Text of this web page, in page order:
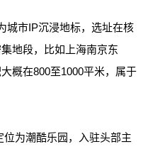
城市IP沉浸地标，选址在核
地段，比如上海南京东
概在800至1000平米，属于
为潮酷乐园，入驻头部主